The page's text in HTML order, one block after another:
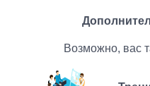
Возможно, вас